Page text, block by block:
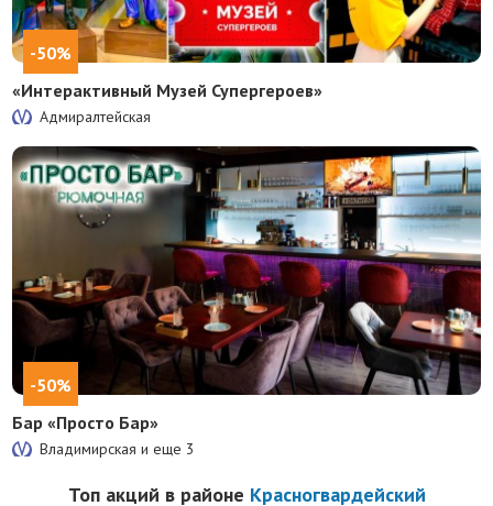
-50%
«Интерактивный Музей Супергероев»
Адмиралтейская
-50%
Бар «Просто Бар»
Владимирская и еще 3
Топ акций в районе Красногвардейский